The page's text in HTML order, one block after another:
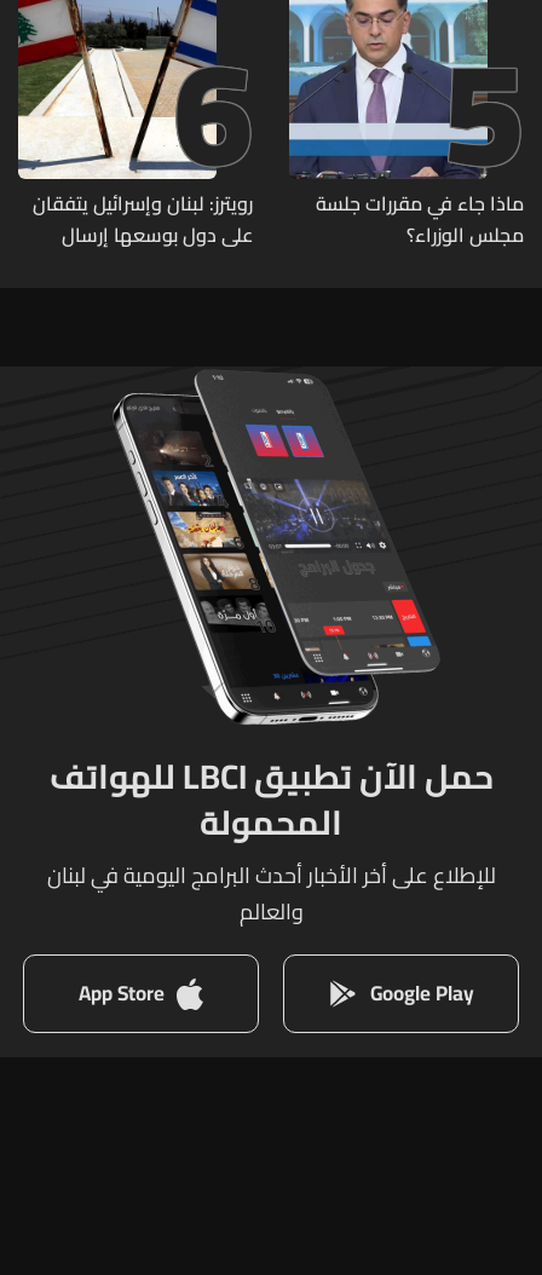
5
ماذا جاء في مقررات جلسة
مجلس الوزراء؟
6
رويترز: لبنان وإسرائيل يتفقان
على دول بوسعها إرسال
حمل الآن تطبيق LBCI للهواتف
المحمولة
للإطلاع على أخر الأخبار أحدث البرامج اليومية في لبنان
والعالم
Google Play
App Store